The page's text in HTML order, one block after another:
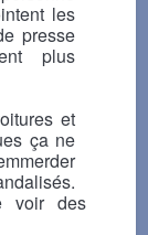
les
presse
plus
et
ça ne
voir des